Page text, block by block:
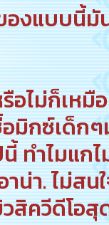
งแบบนี้
อไม่ก็เหมื
มิกซ์เด็กๆ
ทำไมแกไ
าน่า. ไม่ส
สิควีดีโอ